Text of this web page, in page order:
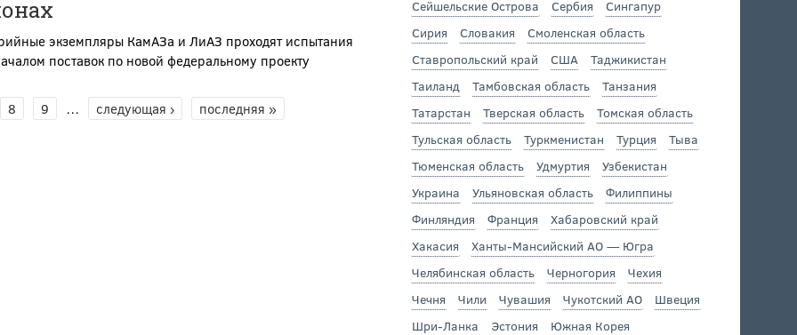
экземпляры КамАЗа и ЛиАЗ проходят испытания
поставок по новой федеральному проекту
8 9 … следующая › последняя »
Сейшельские Острова
Сербия
Сингапур
Сирия
Словакия
Смоленская область
Ставропольский край
США
Таджикистан
Таиланд
Тамбовская область
Танзания
Татарстан
Тверская область
Томская область
Тульская область
Туркменистан Турция
Тыва
Тюменская область
Удмуртия
Узбекистан
Украина
Ульяновская область
Филиппины
Финляндия
Франция
Хабаровский край
Хакасия
Ханты-Мансийский АО — Югра
Челябинская область
Черногория
Чехия
Чечня
Чили Чувашия Чукотский АО
Швеция
Шри-Ланка
Эстония
Южная Корея